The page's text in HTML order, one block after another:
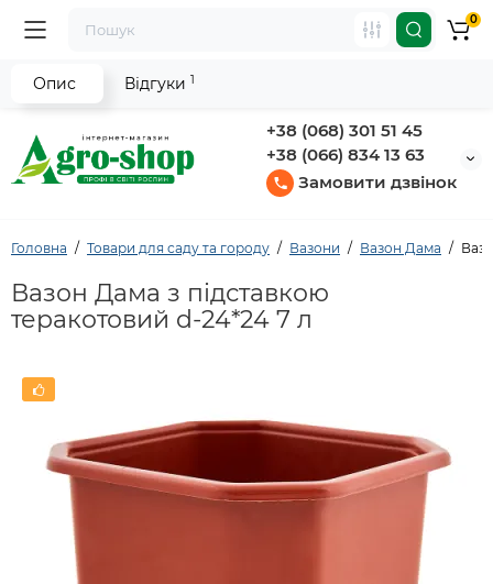
+38 (068) 301 51 45
+38 (066) 834 13 63
Замовити дзвінок
0
Головна Товари для саду та городу Вазони Вазон Дама
Вазон Дама з підставкою
теракотовий d-24*24 7 л
Опис Відгуки 1